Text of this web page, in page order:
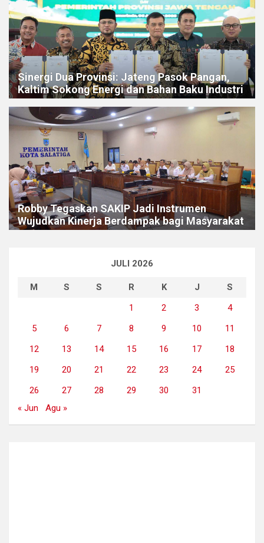
Sinergi Dua Provinsi: Jateng Pasok Pangan,
Kaltim Sokong Energi dan Bahan Baku Industri
Robby Tegaskan SAKIP Jadi Instrumen
Wujudkan Kinerja Berdampak bagi Masyarakat
JULI 2026
M S S R K J
S
1
2 3
4
5
6 7 8 9 10
11
12
13 14 15 16 17
18
19
20 21 22 23 24
25
26
27 28 29 30
31
« Jun
Agu »